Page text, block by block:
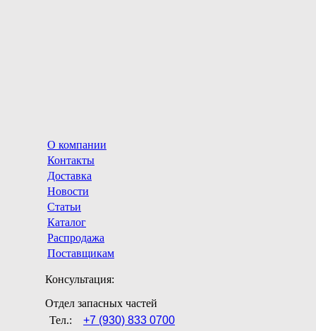
О компании
Контакты
Доставка
Новости
Статьи
Каталог
Распродажа
Поставщикам
Консультация:
Отдел запасных частей
Тел.:
+7 (930) 833 0700